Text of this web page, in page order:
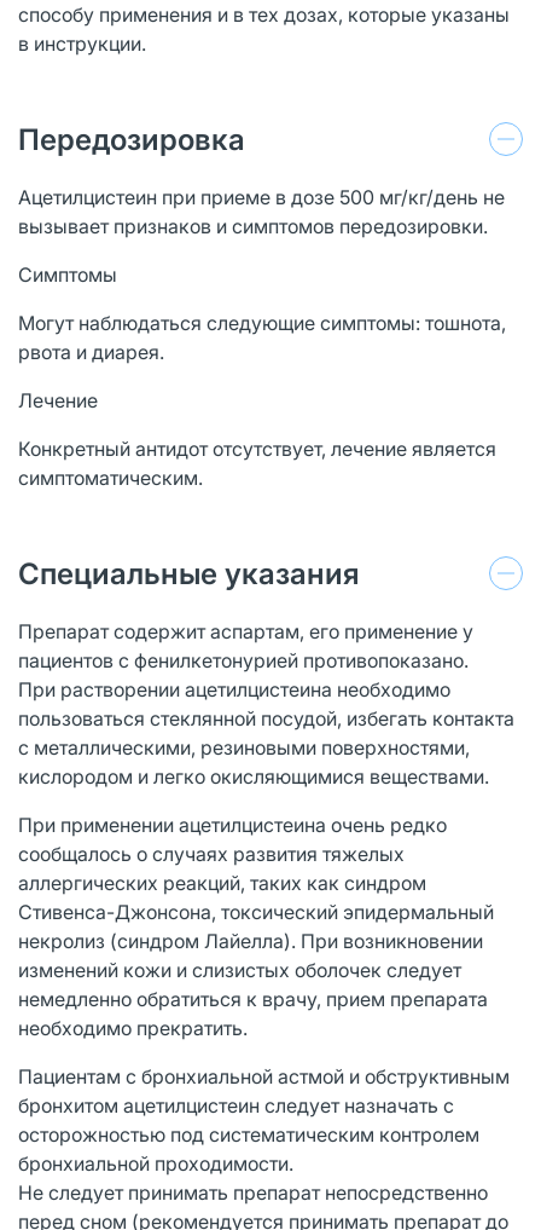
способу применения и в тех дозах, которые указаны
в инструкции.
Передозировка
Ацетилцистеин при приеме в дозе 500 мг/кг/день не
вызывает признаков и симптомов передозировки.
Симптомы
Могут наблюдаться следующие симптомы: тошнота,
рвота и диарея.
Лечение
Конкретный антидот отсутствует, лечение является
симптоматическим.
Специальные указания
Препарат содержит аспартам, его применение у
пациентов с фенилкетонурией противопоказано.
При растворении ацетилцистеина необходимо
пользоваться стеклянной посудой, избегать контакта
с металлическими, резиновыми поверхностями,
кислородом и легко окисляющимися веществами.
При применении ацетилцистеина очень редко
сообщалось о случаях развития тяжелых
аллергических реакций, таких как синдром
Стивенса-Джонсона, токсический эпидермальный
некролиз (синдром Лайелла). При возникновении
изменений кожи и слизистых оболочек следует
немедленно обратиться к врачу, прием препарата
необходимо прекратить.
Пациентам с бронхиальной астмой и обструктивным
бронхитом ацетилцистеин следует назначать с
осторожностью под систематическим контролем
бронхиальной проходимости.
Не следует принимать препарат непосредственно
перед сном (рекомендуется принимать препарат до